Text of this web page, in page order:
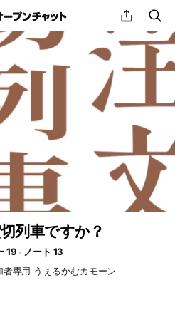
share
列車ですか？
19
ノート 13
専用 うぇるかむカモーン